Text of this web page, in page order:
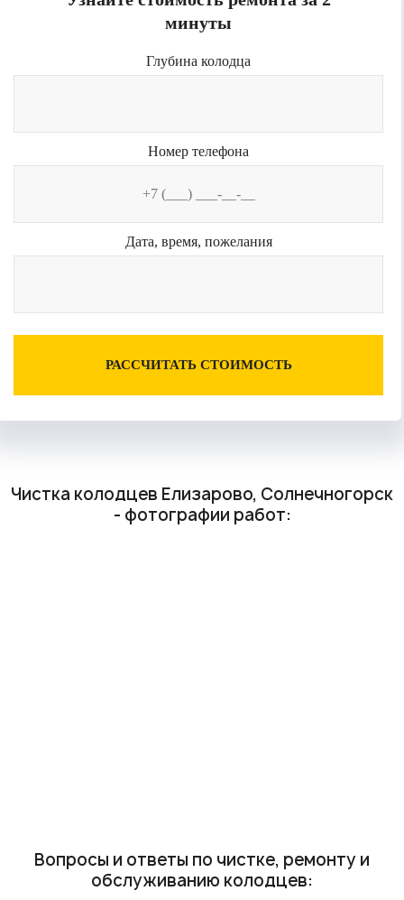
минуты
Глубина колодца
Номер телефона
Дата, время, пожелания
РАССЧИТАТЬ СТОИМОСТЬ
Чистка колодцев Елизарово, Солнечногорск
- фотографии работ:
Вопросы и ответы по чистке, ремонту и
обслуживанию колодцев: